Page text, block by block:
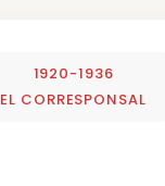
1920-1936
EL CORRESPONSAL